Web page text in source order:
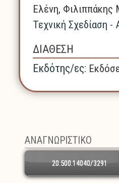
Ελένη, Φιλιππάκης
Τεχνική Σχεδίαση -
ΔΙΑΘΕΣΗ
Εκδότης/ες:
ΑΝΑΓΝΩΡΙΣΤΙΚΟ
20.500.14040/3291